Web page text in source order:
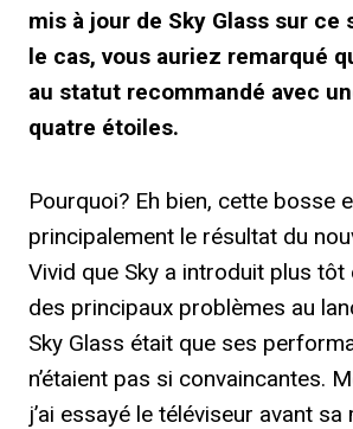
mis à jour de Sky Glass sur ce
le cas, vous auriez remarqué
au statut recommandé avec
quatre étoiles.
Pourquoi? Eh bien, cette bosse
principalement le résultat du
Vivid que Sky a introduit plus tôt
des principaux problèmes au
Sky Glass était que ses
n’étaient pas si convaincantes.
j’ai essayé le téléviseur avant sa